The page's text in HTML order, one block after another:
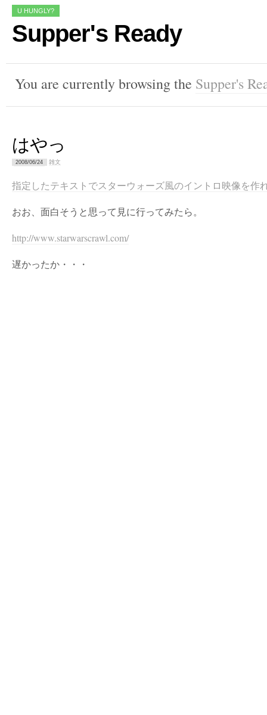
U HUNGLY?
Supper's Ready
You are currently browsing the Supper's
はやっ
2008/06/24 雑文
指定したテキストでスターウォーズ風のイントロ映像を作
おお、面白そうと思って見に行ってみたら。
http://www.starwarscrawl.com/
遅かったか・・・